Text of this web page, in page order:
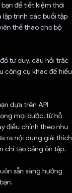
để tiết kiệm thời
lập trình các buổi tập
thể thao cho bộ
tư duy, câu hỏi trắc
công cụ khác để hiểu
dựa trên API
mọi bước, từ hỗ
điều chỉnh theo nhu
ra nội dung giải thích
chí tạo bảng ôn tập.
sẵn sàng hướng